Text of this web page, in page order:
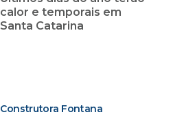
calor e temporais em
Santa Catarina
Construtora Fontana